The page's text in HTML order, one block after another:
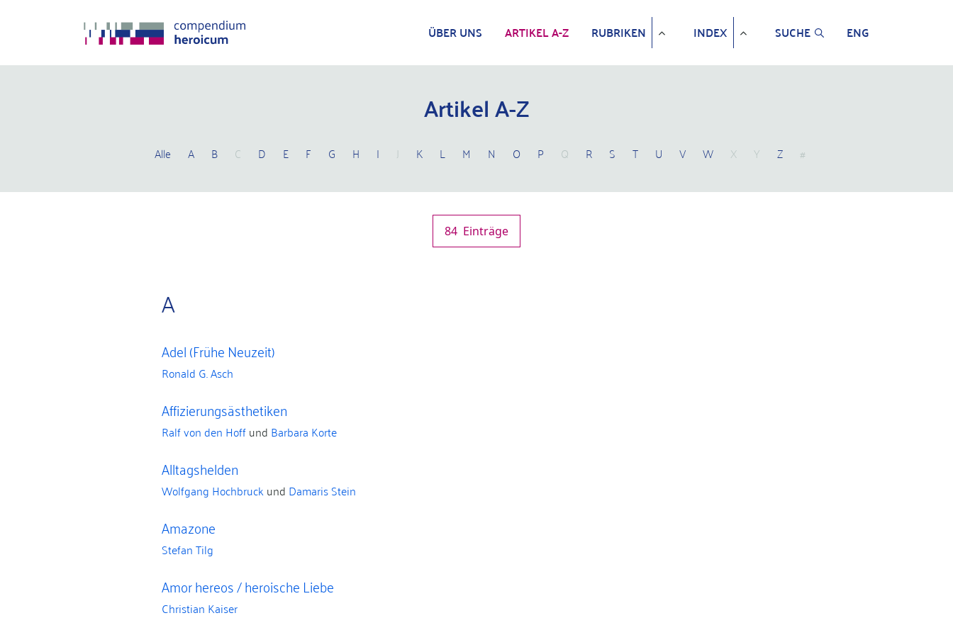
ÜBER UNS ARTIKEL A-Z RUBRIKEN INDEX SUCHE ENG
Artikel A-Z
Alle A B C D E F G H I J K L M N O P Q R S T U V W X Y Z #
84 Einträge
A
Adel (Frühe Neuzeit)
Ronald G. Asch
Affizierungsästhetiken
Ralf von den Hoffund Barbara Korte
Alltagshelden
Wolfgang Hochbruckund Damaris Stein
Amazone
Stefan Tilg
Amor hereos / heroische Liebe
Christian Kaiser